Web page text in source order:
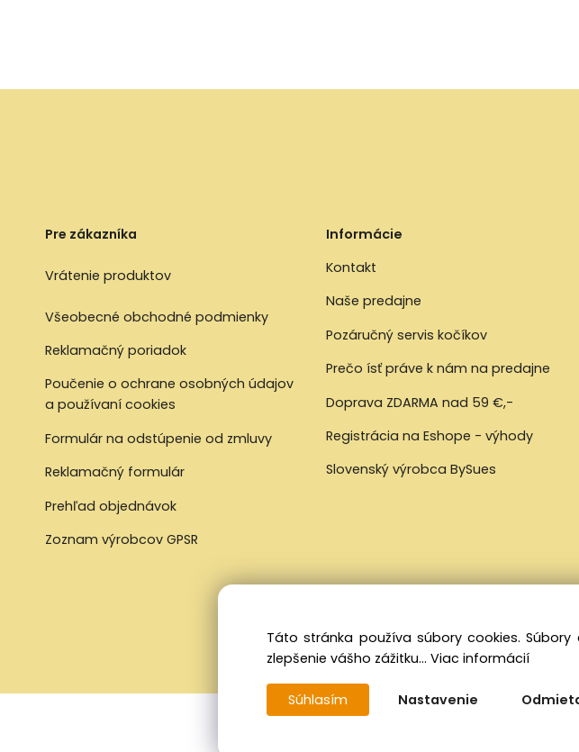
Pre zákazníka
Vrátenie produktov
Všeobecné obchodné podmienky
Reklamačný poriadok
Poučenie o ochrane osobných údajov
a používaní cookies
Formulár na odstúpenie od zmluvy
Reklamačný formulár
Prehľad objednávok
Zoznam výrobcov GPSR
Informácie
Kontakt
Naše predajne
Pozáručný servis kočíkov
Prečo ísť práve k nám na predajne
Doprava ZDARMA nad 59 €,-
Registrácia na Eshope - výhody
Slovenský výrobca BySues
Táto stránka používa súbory cookies.
zlepšenie vášho zážitku... Viac informácií
Súhlasím Nastavenie